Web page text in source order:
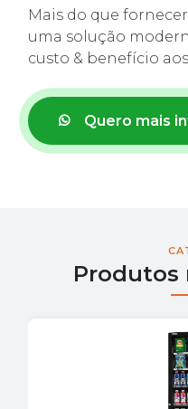
Mais do que
uma solução
custo & benefício
Quero mais
Produtos